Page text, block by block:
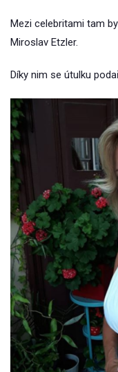
Mezi celebritami tam
Miroslav Etzler.
Díky nim se útulku